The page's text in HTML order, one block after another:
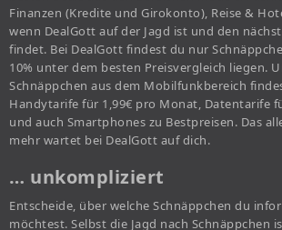
Finanzen (Kredite und Girokonto), Reise &
wenn DealGott auf der Jagd ist und den
findet. Bei DealGott findest du nur
10% unter dem besten Preisvergleich liegen.
Schnäppchen aus dem Mobilfunkbereich
Handytarife für 1,99€ pro Monat, Datentarife
und auch Smartphones zu Bestpreisen. Das
mehr wartet bei DealGott auf dich.
… unkompliziert
Entscheide, über welche Schnäppchen du
möchtest. Selbst die Jagd nach Schnäppchen